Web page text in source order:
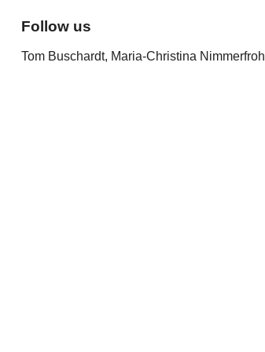
Follow us
Tom Buschardt, Maria-Christina Nimmerfroh